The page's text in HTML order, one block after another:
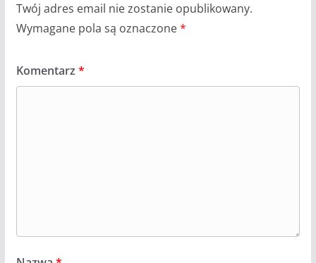
Twój adres email nie zostanie opublikowany.
Wymagane pola są oznaczone*
Komentarz *